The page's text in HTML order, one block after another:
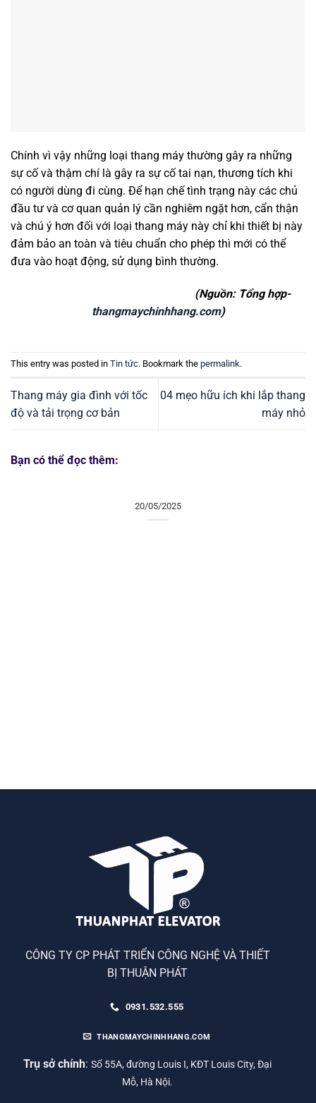
Chính vì vậy những loại thang máy thường gây ra những
sự cố và thậm chí là gây ra sự cố tai nạn, thương tích khi
có người dùng đi cùng. Để hạn chế tình trạng này các chủ
đầu tư và cơ quan quản lý cần nghiêm ngặt hơn, cẩn thận
và chú ý hơn đối với loại thang máy này chỉ khi thiết bị này
đảm bảo an toàn và tiêu chuẩn cho phép thì mới có thể
đưa vào hoạt động, sử dụng bình thường.
(Nguồn: Tổng hợp-
thangmaychinhhang.com)
This entry was posted in Tin tức. Bookmark the permalink.
Thang máy gia đình với tốc
độ và tải trọng cơ bản
04 mẹo hữu ích khi lắp thang
máy nhỏ
Bạn có thể đọc thêm:
20/05/2025
CÔNG TY CP PHÁT TRIỂN CÔNG NGHỆ VÀ THIẾT
BỊ THUẬN PHÁT
0931.532.555
THANGMAYCHINHHANG.COM
Trụ sở chính: Số 55A, đường Louis I, KĐT Louis City, Đại
Mỗ, Hà Nội.